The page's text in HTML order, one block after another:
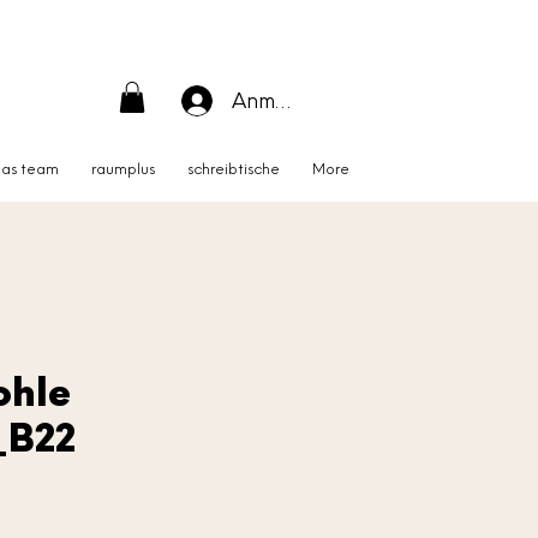
Anmelden
team raumplus schreibtische More